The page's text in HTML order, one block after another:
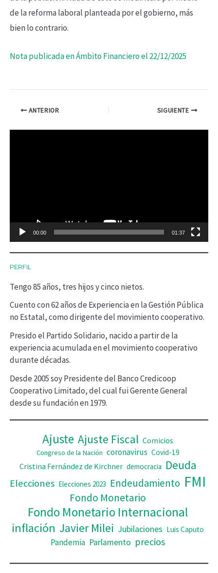
de la reforma laboral planteada por el gobierno, más
bien lo contrario.
Nota publicada en Ámbito Financiero el 22/12/2025
ANTERIOR SIGUIENTE
d
c
t
o
r
d
e
v
d
e
o
00:00 01:37
PERFIL
Tengo 85 años, tres hijos y cinco nietos.
Cuento con 62 años de Experiencia en la Gestión Pública
no Estatal, como dirigente del movimiento cooperativo.
Presido el Partido Solidario, nacido a partir de la
experiencia acumulada en el movimiento cooperativo
durante décadas.
Desde 2005 soy Presidente del Banco Credicoop
Cooperativo Limitado, del cual fui Gerente General
desde su fundación en 1979.
Ajuste Ajuste Fiscal Comicios
Congreso de la Nación coronavirus Covid-19
Cristina Fernández de Kirchner democracia Deuda
Elecciones Elecciones 2023 Endeudamiento FMI
Fondo Monetario
Fondo Monetario Internacional
inflación Javier Milei Jubilaciones Luis Caputo
Pandemia Parlamento precios